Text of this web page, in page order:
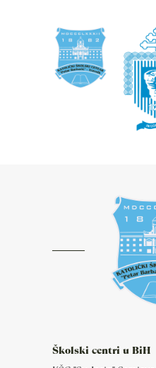
Školski centri u BiH